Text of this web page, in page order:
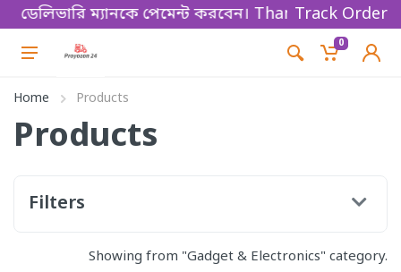
ম্যানকে পেমেন্ট করবেন। Thanks for shopping!
Track Order
0
Home Products
Products
Filters
Showing from "Gadget & Electronics" category.